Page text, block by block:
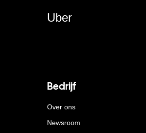
Uber
Bedrijf
Over ons
Newsroom